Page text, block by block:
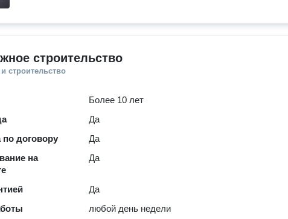
строительство
строительство
Более 10 лет
Да
по договору
Да
на
Да
Да
любой день недели